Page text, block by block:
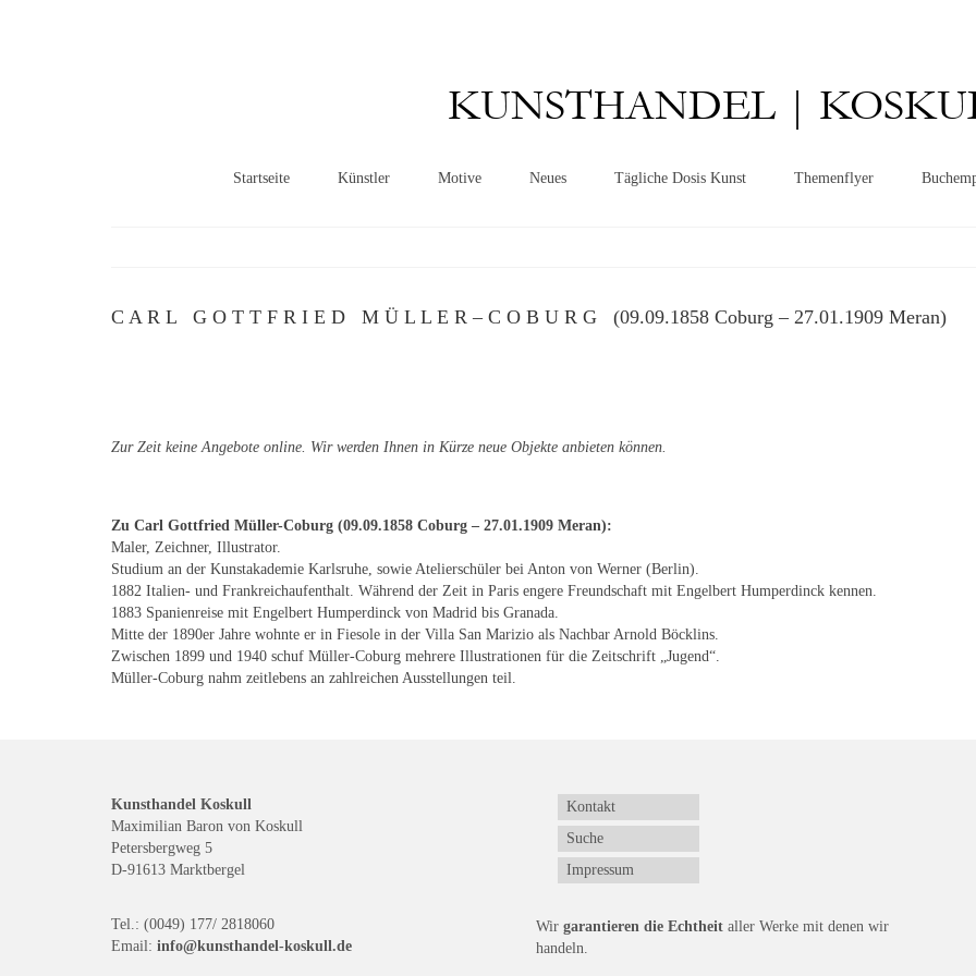
KUNSTHANDEL |
Startseite Künstler Motive Neues Tägliche Dosis Kunst Themenflyer
C A R L G O T T F R I E D M Ü L L E R – C O B U R G (09.09.1858 Coburg – 27.01.1909 Meran)
Zur Zeit keine Angebote online. Wir werden Ihnen in Kürze neue Objekte anbieten können.
Zu Carl Gottfried Müller-Coburg (09.09.1858 Coburg – 27.01.1909 Meran):
Maler, Zeichner, Illustrator.
Studium an der Kunstakademie Karlsruhe, sowie Atelierschüler bei Anton von Werner (Berlin).
1882 Italien- und Frankreichaufenthalt. Während der Zeit in Paris engere Freundschaft mit Engelbert Humperdinck kennen.
1883 Spanienreise mit Engelbert Humperdinck von Madrid bis Granada.
Mitte der 1890er Jahre wohnte er in Fiesole in der Villa San Marizio als Nachbar Arnold Böcklins.
Zwischen 1899 und 1940 schuf Müller-Coburg mehrere Illustrationen für die Zeitschrift „Jugend“.
Müller-Coburg nahm zeitlebens an zahlreichen Ausstellungen teil.
Kunsthandel Koskull
Maximilian Baron von Koskull
Petersbergweg 5
D-91613 Marktbergel
Tel.: (0049) 177/ 2818060
Email: info@kunsthandel-koskull.de
Kontakt
Suche
Impressum
Wir garantieren die Echtheit aller Werke mit denen wir
handeln.